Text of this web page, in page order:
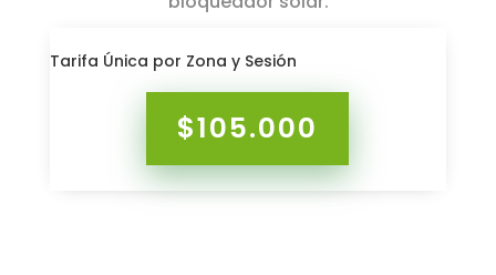
Tarifa Única por Zona y Sesión
$105.000